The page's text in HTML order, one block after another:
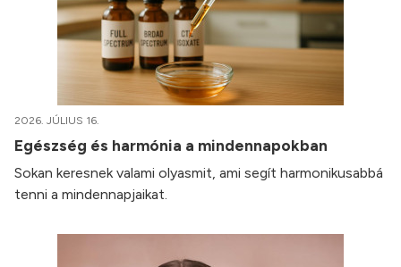
2026. JÚLIUS 16.
Egészség és harmónia a mindennapokban
Sokan keresnek valami olyasmit, ami segít harmonikusabbá
tenni a mindennapjaikat.